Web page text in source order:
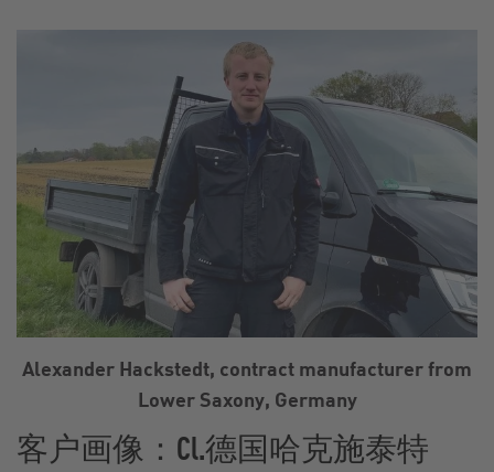
Alexander Hackstedt, contract manufacturer from
Lower Saxony, Germany
客户画像：Cl.德国哈克施泰特